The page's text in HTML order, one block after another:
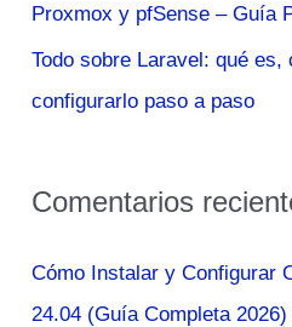
Proxmox y pfSense – Guía
Todo sobre Laravel: qué
configurarlo paso a paso
Comentarios
Cómo Instalar y Configurar
24.04 (Guía Completa 2026)